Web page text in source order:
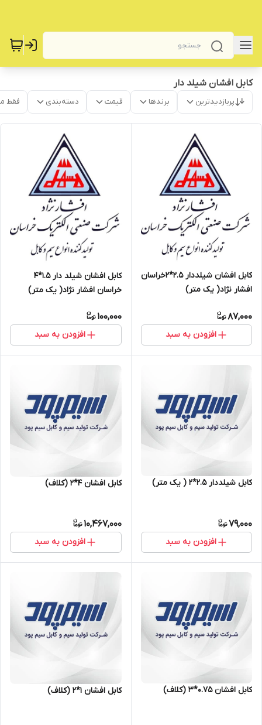
کابل افشان شیلد دار
پربازدیدترین برندها قیمت دسته‌بندی فقط
کابل افشان شیلددار 2.5*2خراسان
افشار نژاد( یک متر)
87,000
افزودن به سبد
کابل افشان شیلد دار 1.5*4
خراسان افشار نژاد( یک متر)
100,000
افزودن به سبد
کابل شیلددار ۲.۵*۲ ( یک متر)
79,000
افزودن به سبد
کابل افشان ۴*۲ (کلاف)
10,467,000
افزودن به سبد
کابل افشان ۰.۷۵*۳ (کلاف) کابل افشان ۱*۲ (کلاف)